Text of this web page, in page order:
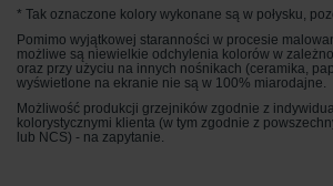
Zehnder Group Czech Republic s.r.o.:
osobních údajů
Zehnder Group France: Protection des
Zehnder Group Ibérica SAU: Política de
Zehnder Group Italia S.r.l.: Privacy
Zehnder Group İç Mekan İklimlendirme
* Tak oznaczone kolory wykonane są w połysku,
Pomimo wyjątkowej staranności w procesie
możliwe są niewielkie odchylenia kolorów w
oraz przy użyciu na innych nośnikach (ceramika,
wyświetlone na ekranie nie są w 100% miarodajne.
Możliwość produkcji grzejników zgodnie z
kolorystycznymi klienta (w tym zgodnie z
lub NCS) - na zapytanie.